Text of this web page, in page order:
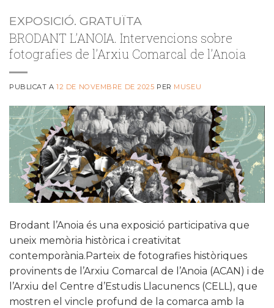
EXPOSICIÓ. GRATUÏTA
BRODANT L’ANOIA. Intervencions sobre
fotografies de l’Arxiu Comarcal de l’Anoia
PUBLICAT A12 DE NOVEMBRE DE 2025 PER MUSEU
Brodant l’Anoia és una exposició participativa que
uneix memòria històrica i creativitat
contemporània.Parteix de fotografies històriques
provinents de l’Arxiu Comarcal de l’Anoia (ACAN) i de
l’Arxiu del Centre d’Estudis Llacunencs (CELL), que
mostren el vincle profund de la comarca amb la